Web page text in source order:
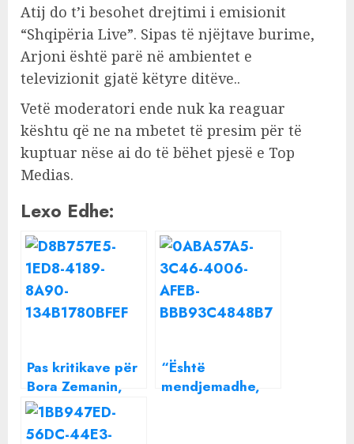
Atij do t’i besohet drejtimi i emisionit
“Shqipëria Live”. Sipas të njëjtave burime,
Arjoni është parë në ambientet e
televizionit gjatë këtyre ditëve..
Vetë moderatori ende nuk ka reaguar
kështu që ne na mbetet të presim për të
kuptuar nëse ai do të bëhet pjesë e Top
Medias.
Lexo Edhe:
Pas kritikave për
Bora Zemanin,
Arjon Muça kapet
dhe me Semin
“Është
mendjemadhe,